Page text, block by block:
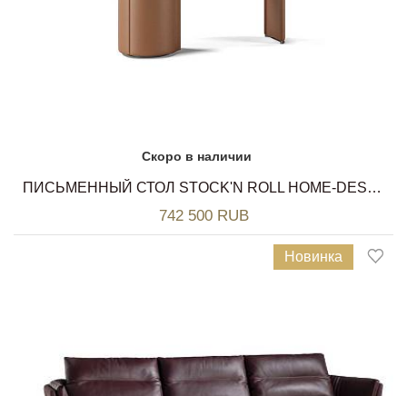
Скоро в наличии
ПИСЬМЕННЫЙ СТОЛ STOCK'N ROLL HOME-DESK POLTRONA FRAU
742 500 RUB
Новинка